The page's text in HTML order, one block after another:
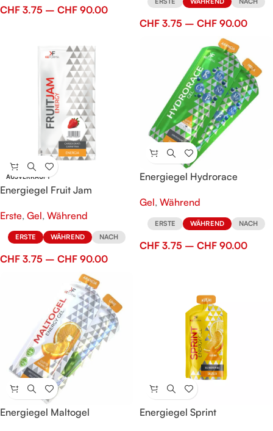
CHF 3.75 – CHF 90.00
CHF 3.75 – CHF 90.00
AUSVERKAUFT
Energiegel Fruit Jam
Erste, Gel, Während
ERSTE WÄHREND NACH
CHF 3.75 – CHF 90.00
Energiegel Hydrorace
Gel, Während
ERSTE WÄHREND NACH
CHF 3.75 – CHF 90.00
Energiegel Maltogel Energiegel Sprint